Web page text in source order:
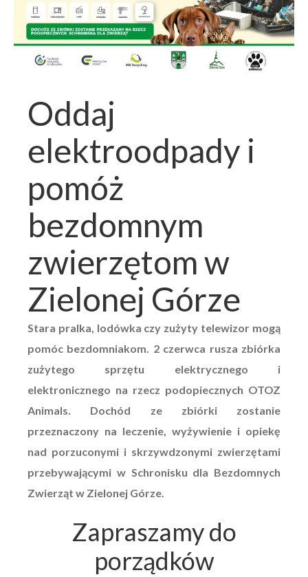
Oddaj
elektroodpady i
pomóż
bezdomnym
zwierzętom w
Zielonej Górze
Stara pralka, lodówka czy zużyty telewizor mogą
pomóc bezdomniakom. 2 czerwca rusza zbiórka
zużytego sprzętu elektrycznego i
elektronicznego na rzecz podopiecznych OTOZ
Animals. Dochód ze zbiórki zostanie
przeznaczony na leczenie, wyżywienie i opiekę
nad porzuconymi i skrzywdzonymi zwierzętami
przebywającymi w Schronisku dla Bezdomnych
Zwierząt w Zielonej Górze.
Zapraszamy do
porządków